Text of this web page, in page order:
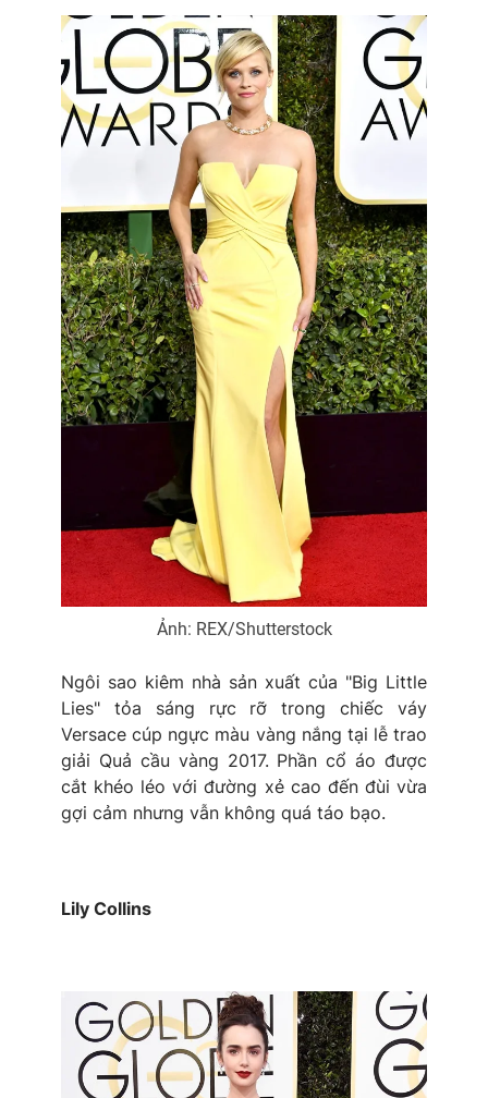
Ảnh: REX/Shutterstock
Ngôi sao kiêm nhà sản xuất của "Big Little
Lies" tỏa sáng rực rỡ trong chiếc váy
Versace cúp ngực màu vàng nắng tại lễ trao
giải Quả cầu vàng 2017. Phần cổ áo được
cắt khéo léo với đường xẻ cao đến đùi vừa
gợi cảm nhưng vẫn không quá táo bạo.
Lily Collins